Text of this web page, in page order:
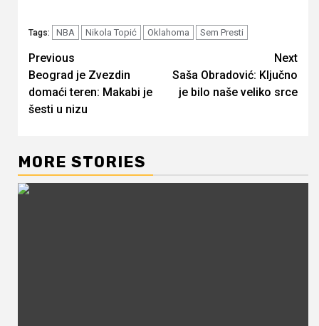
Tags: NBA Nikola Topić Oklahoma Sem Presti
Continue
Reading
Previous
Beograd je Zvezdin
domaći teren: Makabi je
šesti u nizu
Next
Saša Obradović: Ključno
je bilo naše veliko srce
MORE STORIES